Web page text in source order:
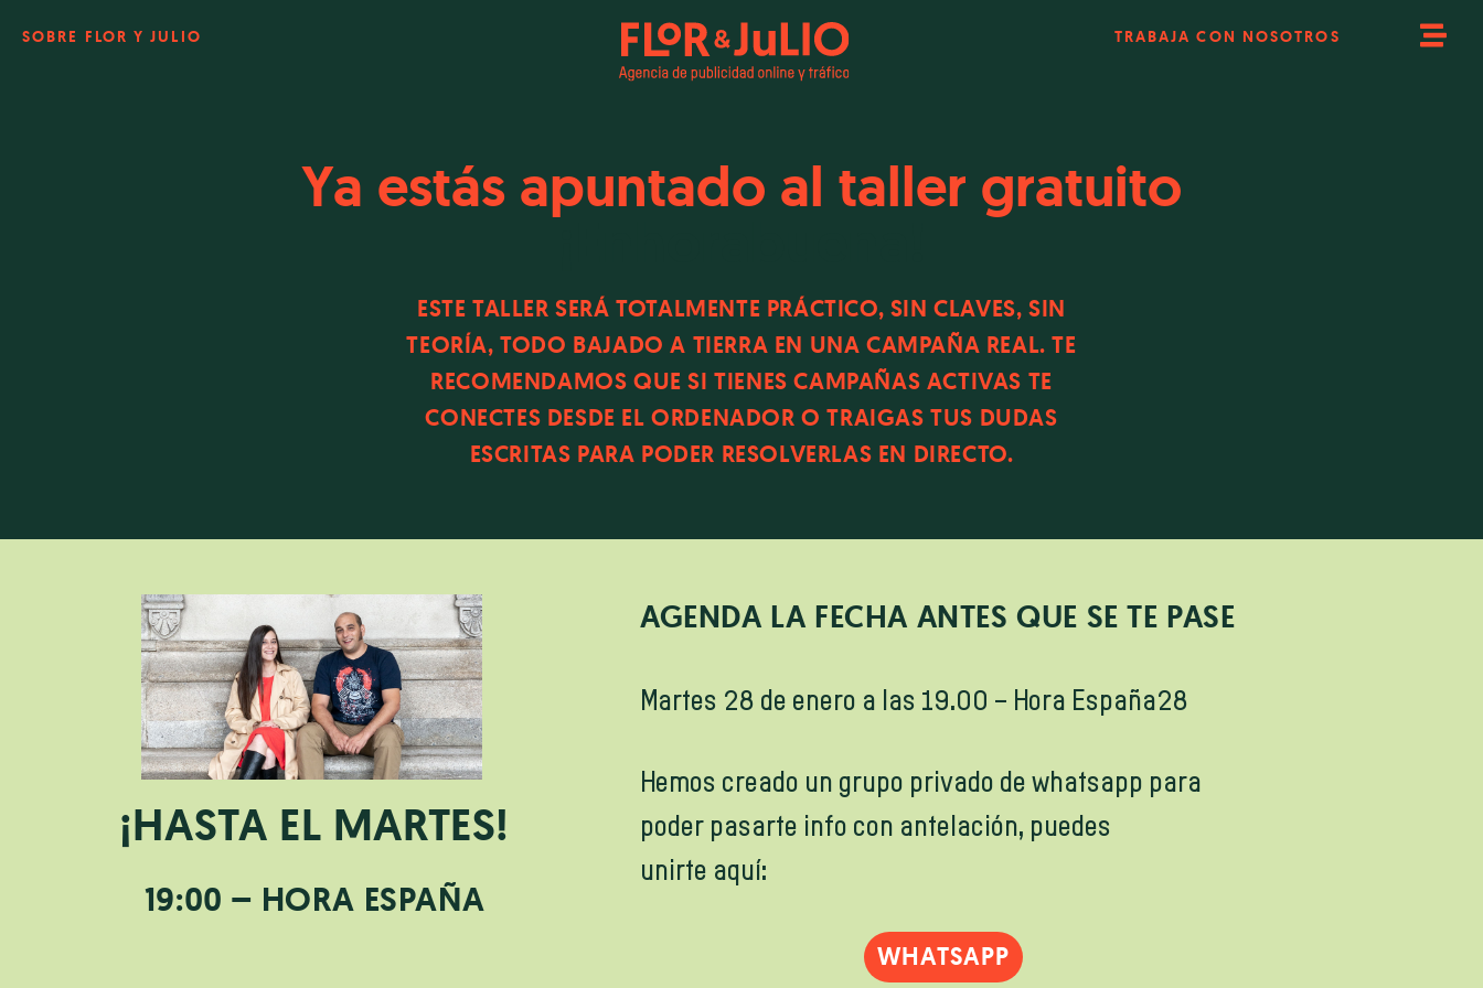
SOBRE FLOR Y JULIO TRABAJA CON NOSOTROS
Ya estás apuntado al taller gratuito
¡Enhorabuena!
ESTE TALLER SERÁ TOTALMENTE PRÁCTICO, SIN CLAVES, SIN
TEORÍA, TODO BAJADO A TIERRA EN UNA CAMPAÑA REAL. TE
RECOMENDAMOS QUE SI TIENES CAMPAÑAS ACTIVAS TE
CONECTES DESDE EL ORDENADOR O TRAIGAS TUS DUDAS
ESCRITAS PARA PODER RESOLVERLAS EN DIRECTO.
¡HASTA EL MARTES!
19:00 – HORA ESPAÑA
AGENDA LA FECHA ANTES QUE SE TE PASE
Martes 28 de enero a las 19.00 – Hora España28
Hemos creado un grupo privado de whatsapp para
poder pasarte info con antelación, puedes
unirte aquí:
WHATSAPP